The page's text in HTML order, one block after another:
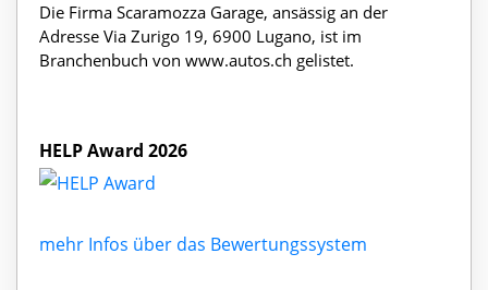
Die Firma Scaramozza Garage, ansässig an der
Adresse Via Zurigo 19, 6900 Lugano, ist im
Branchenbuch von www.autos.ch gelistet.
HELP Award 2026
mehr Infos über das Bewertungssystem